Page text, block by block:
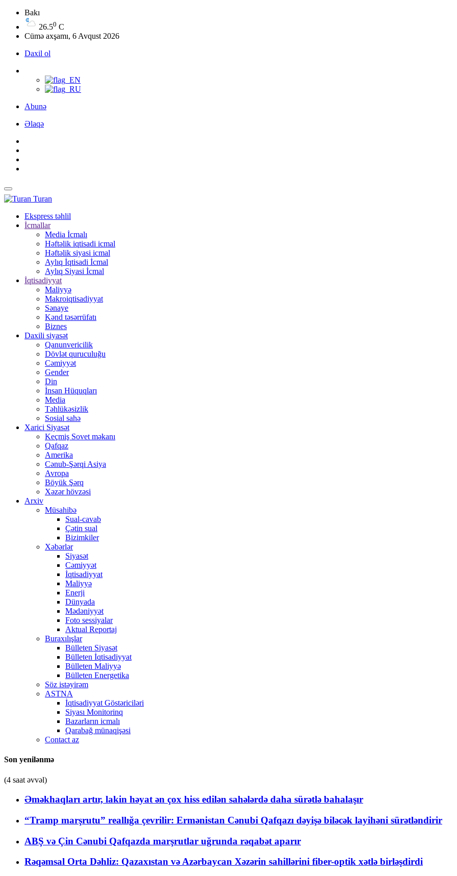
Bakı
26.50 C
Cümə axşamı, 6 Avqust 2026
Daxil ol
Abunə
Əlaqə
Turan
Ekspress təhlil
İcmallar
Media İcmalı
Həftəlik iqtisadi icmal
Həftəlik siyasi icmal
Aylıq İqtisadi İcmal
Aylıq Siyasi İcmal
İqtisadiyyat
Maliyyə
Makroiqtisadiyyat
Sənaye
Kənd təsərrüfatı
Biznes
Daxili siyasət
Qanunvericilik
Dövlət quruculuğu
Cəmiyyət
Gender
Din
İnsan Hüquqları
Media
Təhlükəsizlik
Sosial sahə
Xarici Siyasət
Keçmiş Sovet məkanı
Qafqaz
Amerika
Cənub-Şərqi Asiya
Avropa
Böyük Şərq
Xəzər hövzəsi
Arxiv
Müsahibə
Sual-cavab
Çətin sual
Bizimkiler
Xəbərlər
Siyasət
Cəmiyyət
İqtisadiyyat
Maliyyə
Enerji
Dünyada
Mədəniyyət
Foto sessiyalar
Aktual Reportaj
Buraxılışlar
Bülleten Siyasət
Bülleten İqtisadiyyat
Bülleten Maliyyə
Bülleten Energetika
Söz istəyirəm
ASTNA
İqtisadiyyat Göstəriciləri
Siyası Monitorinq
Bazarların icmalı
Qarabağ münaqişəsi
Contact az
Son yenilənmə
(4 saat əvvəl)
Əməkhaqları artır, lakin həyat ən çox hiss edilən sahələrdə daha sürətlə bahalaşır
“Tramp marşrutu” reallığa çevrilir: Ermənistan Cənubi Qafqazı dəyişə biləcək layihəni sürətləndirir
ABŞ və Çin Cənubi Qafqazda marşrutlar uğrunda rəqabət aparır
Rəqəmsal Orta Dəhliz: Qazaxıstan və Azərbaycan Xəzərin sahillərini fiber-optik xətlə birləşdirdi